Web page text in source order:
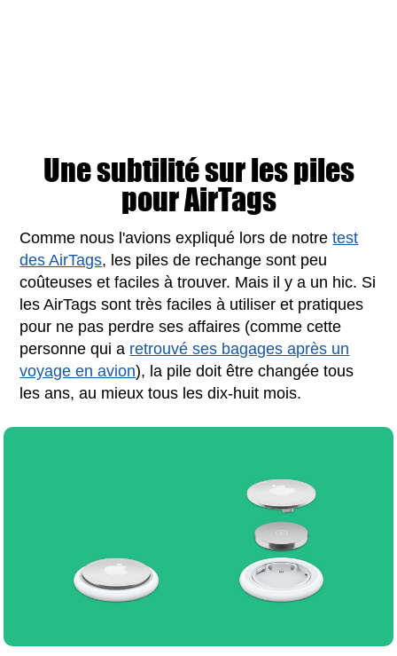
Une subtilité sur les piles
pour AirTags
Comme nous l'avions expliqué lors de notretest
des AirTags, les piles de rechange sont peu
coûteuses et faciles à trouver. Mais il y a un hic. Si
les AirTags sont très faciles à utiliser et pratiques
pour ne pas perdre ses affaires (comme cette
personne qui a retrouvé ses bagages après un
voyage en avion), la pile doit être changée tous
les ans, au mieux tous les dix-huit mois.